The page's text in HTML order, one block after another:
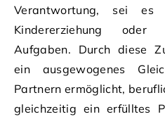
Verantwortung, sei
Kindererziehung oder
Aufgaben. Durch diese
ein ausgewogenes
Partnern ermöglicht,
gleichzeitig ein erfülltes